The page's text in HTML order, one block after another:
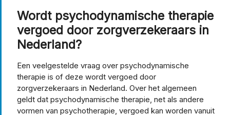
Wordt psychodynamische therapie
vergoed door zorgverzekeraars in
Nederland?
Een veelgestelde vraag over psychodynamische
therapie is of deze wordt vergoed door
zorgverzekeraars in Nederland. Over het algemeen
geldt dat psychodynamische therapie, net als andere
vormen van psychotherapie, vergoed kan worden vanuit